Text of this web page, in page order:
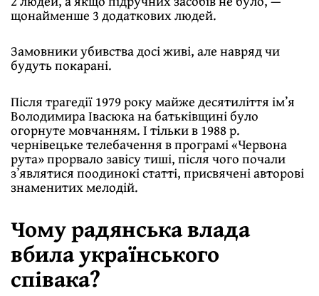
щонайменше 3 додаткових людей.
Замовники убивства досі живі, але навряд чи
будуть покарані.
Після трагедії 1979 року майже десятиліття імʼя
Володимира Івасюка на батьківщині було
огорнуте мовчанням. І тільки в 1988 р.
чернівецьке телебачення в програмі «Червона
рута» прорвало завісу тиші, після чого почали
зʼявлятися поодинокі статті, присвячені авторові
знаменитих мелодій.
Чому радянська влада
вбила українського
співака?